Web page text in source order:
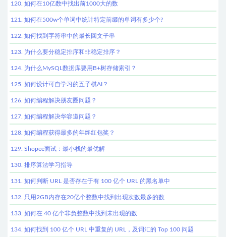
120. 如何在10亿数中找出前1000大的数
121. 如何在500w个单词中统计特定前缀的单词有多少个?
122. 如何找到字符串中的最长回文子串
123. 为什么要分稳定排序和非稳定排序？
124. 为什么MySQL数据库要用B+树存储索引？
125. 如何设计可自学习的五子棋AI？
126. 如何编程解决朋友圈问题？
127. 如何编程解决华容道问题？
128. 如何编程获得最多的年终红包奖？
129. Shopee面试：最小栈的最优解
130. 排序算法学习指导
131. 如何判断 URL 是否存在于有 100 亿个 URL 的黑名单中
132. 只用2GB内存在20亿个整数中找到出现次数最多的数
133. 如何在 40 亿个非负整数中找到未出现的数
134. 如何找到 100 亿个 URL 中重复的 URL，及词汇的 Top 100 问题